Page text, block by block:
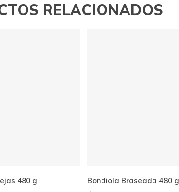
RELACIONADOS
Al Carrito
480 g
Añadir Al Carrito
Bondiola Braseada 480 g